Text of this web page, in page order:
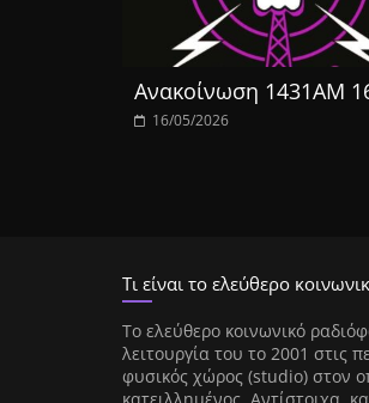
Ανακοίνωση 1431ΑΜ
16/05/2026
Τι είναι το ελεύθερο
Tο ελεύθερο κοινωνικό
λειτουργία του το 2001 στις
φυσικός χώρος (studio) στον
κατειλλημένος. Αντίστοιχα,